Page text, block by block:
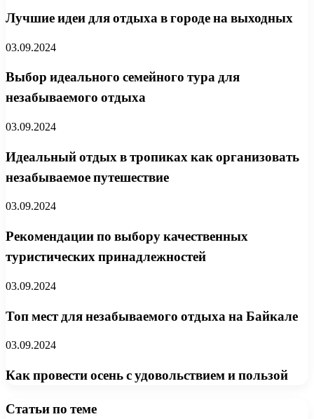
Лучшие идеи для отдыха в городе на выходных
03.09.2024
Выбор идеального семейного тура для
незабываемого отдыха
03.09.2024
Идеальный отдых в тропиках как организовать
незабываемое путешествие
03.09.2024
Рекомендации по выбору качественных
туристических принадлежностей
03.09.2024
Топ мест для незабываемого отдыха на Байкале
03.09.2024
Как провести осень с удовольствием и пользой
Статьи по теме